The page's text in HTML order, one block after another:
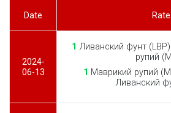
Date Rate
2024-
06-13
1 Ливанский фунт
рупий
1 Маврикий рупий
Ливанский